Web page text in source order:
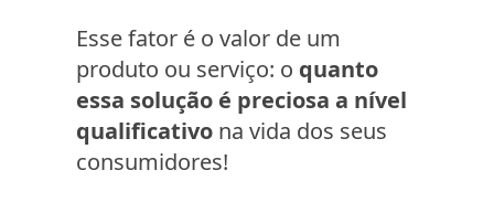
Esse fator é o valor de um
produto ou serviço: o quanto
essa solução é preciosa a nível
qualificativo na vida dos seus
consumidores!